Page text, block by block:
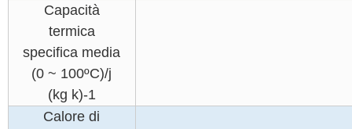
Capacità
termica
specifica media
(0 ~ 100ºC)/j
(kg k)-1
Calore di